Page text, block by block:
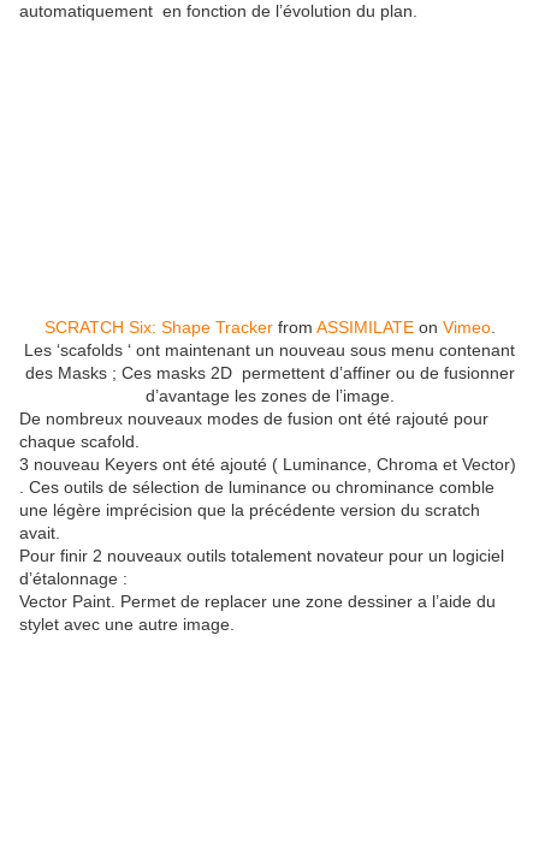
automatiquement en fonction de l’évolution du plan.
SCRATCH Six: Shape Trackerfrom ASSIMILATEon Vimeo.
Les ‘scafolds ‘ ont maintenant un nouveau sous menu contenant
des Masks ; Ces masks 2D permettent d’affiner ou de fusionner
d’avantage les zones de l’image.
De nombreux nouveaux modes de fusion ont été rajouté pour
chaque scafold.
3 nouveau Keyers ont été ajouté ( Luminance, Chroma et Vector)
. Ces outils de sélection de luminance ou chrominance comble
une légère imprécision que la précédente version du scratch
avait.
Pour finir 2 nouveaux outils totalement novateur pour un logiciel
d’étalonnage :
Vector Paint. Permet de replacer une zone dessiner a l’aide du
stylet avec une autre image.